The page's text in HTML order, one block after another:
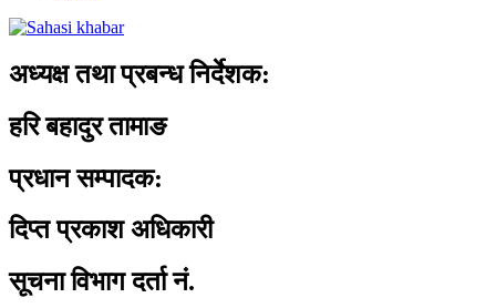
अध्यक्ष तथा प्रबन्ध निर्देशक:
हरि बहादुर तामाङ
प्रधान सम्पादक:
दिप्त प्रकाश अधिकारी
सूचना विभाग दर्ता नं.